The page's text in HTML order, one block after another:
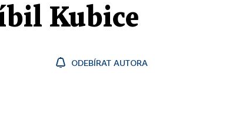
Kubice
ODEBÍRAT AUTORA